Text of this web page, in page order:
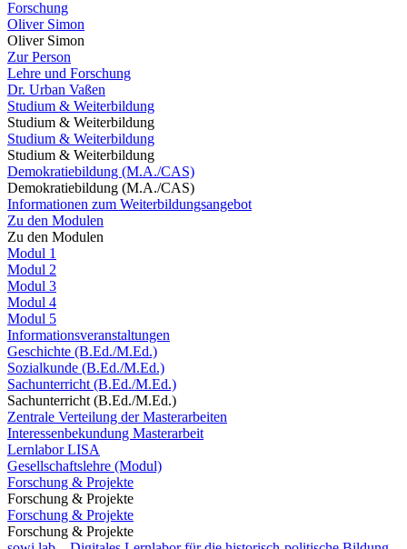
Forschung
Oliver Simon
Oliver Simon
Zur Person
Lehre und Forschung
Dr. Urban Vaßen
Studium & Weiterbildung
Studium & Weiterbildung
Studium & Weiterbildung
Studium & Weiterbildung
Demokratiebildung (M.A./CAS)
Demokratiebildung (M.A./CAS)
Informationen zum Weiterbildungsangebot
Zu den Modulen
Zu den Modulen
Modul 1
Modul 2
Modul 3
Modul 4
Modul 5
Informationsveranstaltungen
Geschichte (B.Ed./M.Ed.)
Sozialkunde (B.Ed./M.Ed.)
Sachunterricht (B.Ed./M.Ed.)
Sachunterricht (B.Ed./M.Ed.)
Zentrale Verteilung der Masterarbeiten
Interessenbekundung Masterarbeit
Lernlabor LISA
Gesellschaftslehre (Modul)
Forschung & Projekte
Forschung & Projekte
Forschung & Projekte
Forschung & Projekte